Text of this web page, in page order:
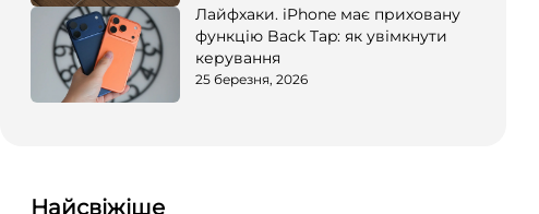
Лайфхаки. iPhone має приховану
функцію Back Tap: як увімкнути
керування
25 березня, 2026
Найсвіжіше